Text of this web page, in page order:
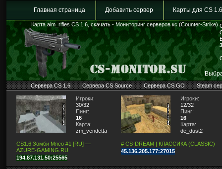
Главная страница Добавить сервер Карты для CS 1.6
Карта aim_rifles CS 1.6, скачать - Мониторинг серверов кс (Counter-Strike)
Сервера CS 1.6 Сервера CS Source Сервера CS GO Steam
Игроки:
30/32
Пинг:
16
Карта:
zm_vendetta
CS1.6 Зомби Мясо #1 [RU] —
AZURE-GAMING.RU
194.87.131.50:25565
Игроки:
12/32
Пинг:
16
Карта:
de_dust2
# CS-DREAM | КЛАССИКА (CLASSIC)
45.136.205.177:27015